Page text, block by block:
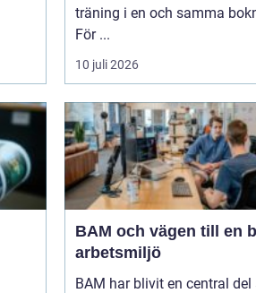
träning i en och samma
För ...
10 juli 2026
BAM och vägen till en
arbetsmiljö
BAM har blivit en central del